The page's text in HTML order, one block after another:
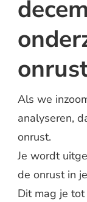
Als we
analyseren,
onrust.
Je wordt
de onrust in
Dit mag je